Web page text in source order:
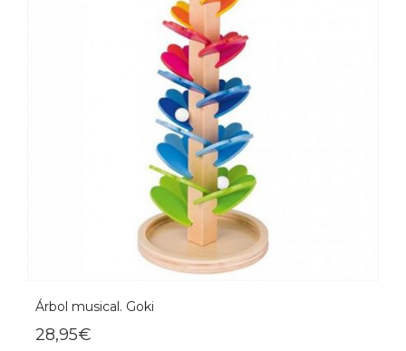
Árbol musical. Goki
28,95€